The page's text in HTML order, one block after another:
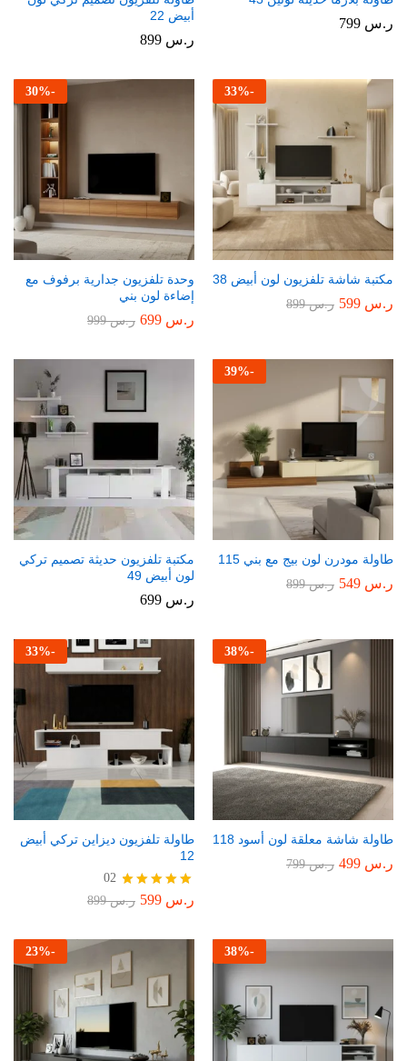
ر.س
أبيض 22
ر.س
-
33%
مكتبة شاشة تلفزيون لون أبيض 38
ر.س ر.س899
-
30%
وحدة تلفزيون جدارية برفوف مع
إضاءة لون بني
ر.س ر.س999
-
39%
طاولة مودرن لون بيج مع بني 115
ر.س ر.س899
مكتبة تلفزيون حديثة تصميم تركي
لون أبيض 49
ر.س
-
38%
طاولة شاشة معلقة لون أسود 118
ر.س ر.س799
-
33%
طاولة تلفزيون ديزاين تركي أبيض
12
تم التقييم
02
ر.س ر.س899
-
38%
-
23%